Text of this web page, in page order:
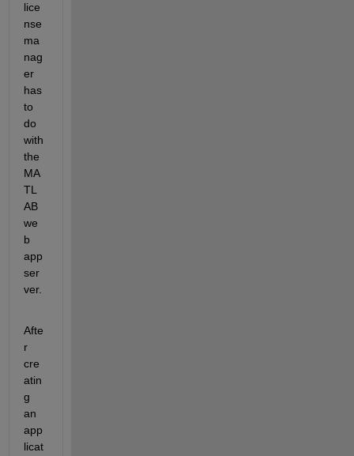
lice
nse
ma
nag
er
has
to
do
with
the
MA
TL
AB
we
b
app
ser
ver.
Afte
r
cre
atin
g
an
app
licat